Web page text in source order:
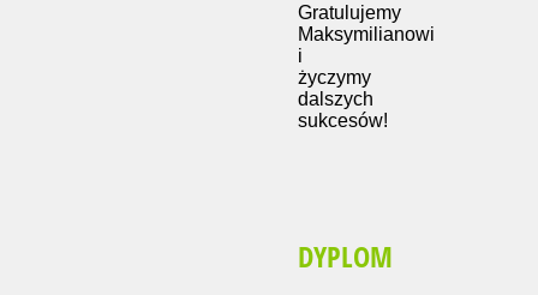
Gratulujemy
Maksymilianowi
i
życzymy
dalszych
sukcesów!
DYPLOM